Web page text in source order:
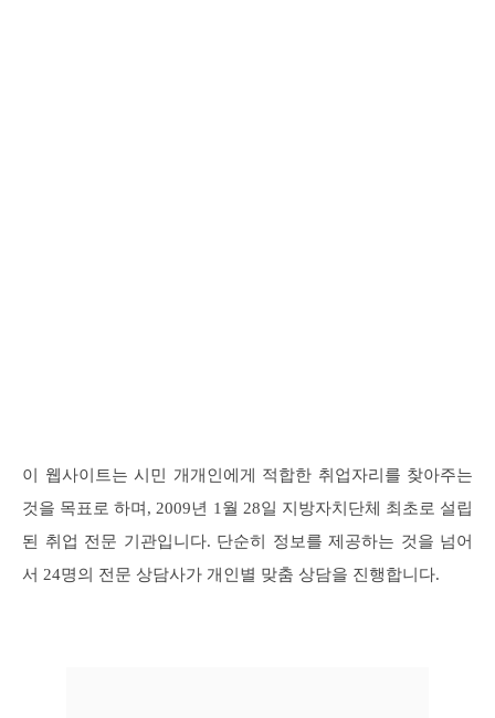
이 웹사이트는 시민 개개인에게 적합한 취업자리를 찾아주는
것을 목표로 하며, 2009년 1월 28일 지방자치단체 최초로 설립
된 취업 전문 기관입니다. 단순히 정보를 제공하는 것을 넘어
서 24명의 전문 상담사가 개인별 맞춤 상담을 진행합니다.